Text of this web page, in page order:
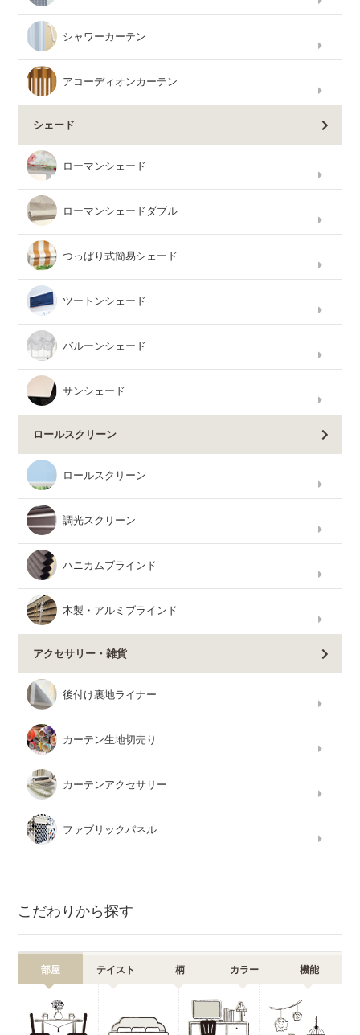
シャワーカーテン
アコーディオンカーテン
シェード
ローマンシェード
ローマンシェードダブル
つっぱり式簡易シェード
ツートンシェード
バルーンシェード
サンシェード
ロールスクリーン
ロールスクリーン
調光スクリーン
ハニカムブラインド
木製・アルミブラインド
アクセサリー・雑貨
後付け裏地ライナー
カーテン生地切売り
カーテンアクセサリー
ファブリックパネル
こだわりから探す
部屋 テイスト 柄 カラー 機能